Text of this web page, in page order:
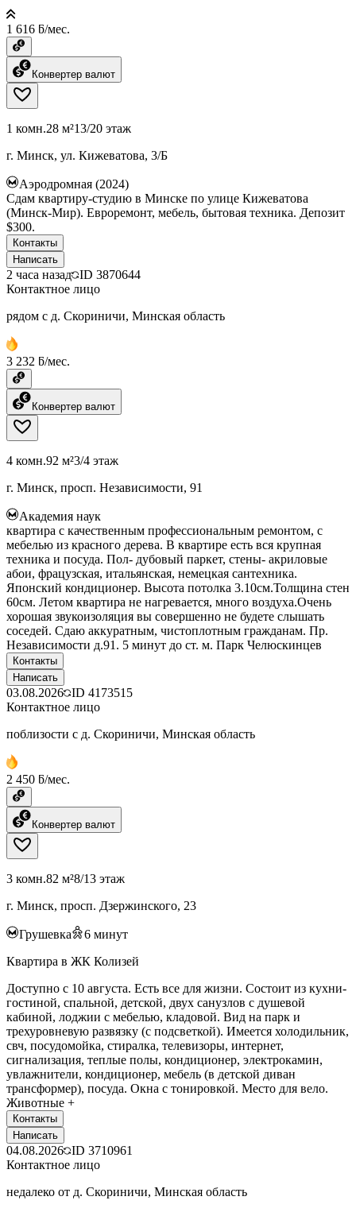
1 616 ƃ/мес.
Конвертер валют
1 комн.28 м²13/20 этаж
г. Минск, ул. Кижеватова, 3/Б
Аэродромная (2024)
Сдам квартиру-студию в Минске по улице Кижеватова
(Минск-Мир). Евроремонт, мебель, бытовая техника. Депозит
$300.
Контакты
Написать
2 часа назад ID 3870644
Контактное лицо
рядом с д. Скориничи, Минская область
3 232 ƃ/мес.
Конвертер валют
4 комн.92 м²3/4 этаж
г. Минск, просп. Независимости, 91
Академия наук
квартира с качественным профессиональным ремонтом, с
мебелью из красного дерева. В квартире есть вся крупная
техника и посуда. Пол- дубовый паркет, стены- акриловые
абои, фрацузская, итальянская, немецкая сантехника.
Японский кондиционер. Высота потолка 3.10см.Толщина стен
60см. Летом квартира не нагревается, много воздуха.Очень
хорошая звукоизоляция вы совершенно не будете слышать
соседей. Сдаю аккуратным, чистоплотным гражданам. Пр.
Независимости д.91. 5 минут до ст. м. Парк Челюскинцев
Контакты
Написать
03.08.2026 ID 4173515
Контактное лицо
поблизости с д. Скориничи, Минская область
2 450 ƃ/мес.
Конвертер валют
3 комн.82 м²8/13 этаж
г. Минск, просп. Дзержинского, 23
Грушевка 6 минут
Квартира в ЖК Колизей
Доступно с 10 августа. Есть все для жизни. Состоит из кухни-
гостиной, спальной, детской, двух санузлов с душевой
кабиной, лоджии с мебелью, кладовой. Вид на парк и
трехуровневую развязку (с подсветкой). Имеется холодильник,
свч, посудомойка, стиралка, телевизоры, интернет,
сигнализация, теплые полы, кондиционер, электрокамин,
увлажнители, кондиционер, мебель (в детской диван
трансформер), посуда. Окна с тонировкой. Место для вело.
Животные +
Контакты
Написать
04.08.2026 ID 3710961
Контактное лицо
недалеко от д. Скориничи, Минская область